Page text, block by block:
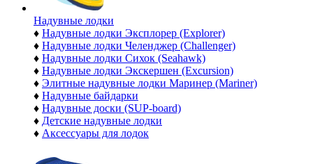
Надувные лодки
♦ Надувные лодки Эксплорер (Explorer)
♦ Надувные лодки Челенджер (Challenger)
♦ Надувные лодки Сихок (Seahawk)
♦ Надувные лодки Экскершен (Excursion)
♦ Элитные надувные лодки Маринер (Mariner)
♦ Надувные байдарки
♦ Надувные доски (SUP-board)
♦ Детские надувные лодки
♦ Аксессуары для лодок